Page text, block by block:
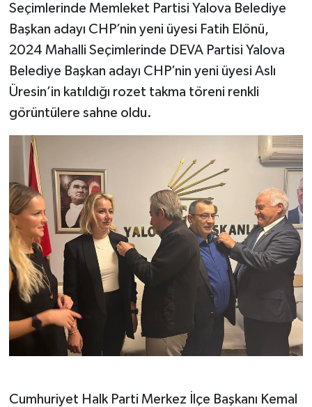
Seçimlerinde Memleket Partisi Yalova Belediye
Başkan adayı CHP’nin yeni üyesi Fatih Elönü,
2024 Mahalli Seçimlerinde DEVA Partisi Yalova
Belediye Başkan adayı CHP’nin yeni üyesi Aslı
Üresin’in katıldığı rozet takma töreni renkli
görüntülere sahne oldu.
Cumhuriyet Halk Parti Merkez İlçe Başkanı Kemal